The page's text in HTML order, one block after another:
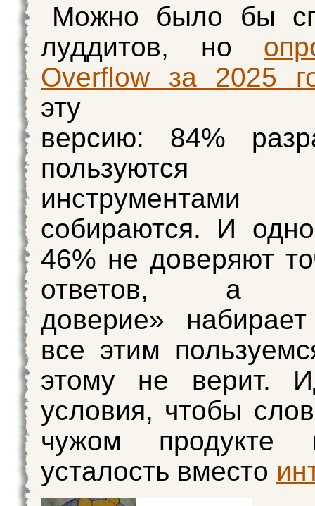
Можно было бы
луддитов, но
Overflow за 2025
эту
версию: 84%
собираются. И
46% не доверяют
ответов, а
доверие»
все этим
этому не верит.
условия, чтобы
чужом продукте
усталость вместо